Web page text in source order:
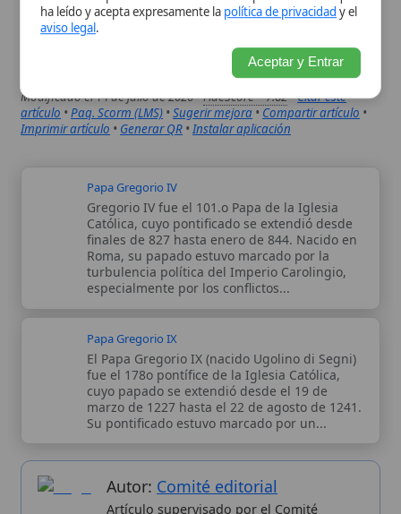
Papa Gregorio IV
Gregorio IV fue el 101.o Papa de la Iglesia
Católica, cuyo pontificado se extendió desde
finales de 827 hasta enero de 844. Nacido en
Roma, su papado estuvo marcado por la
turbulencia política del Imperio Carolingio,
especialmente por los conflictos...
El Papa Gregorio IX (nacido Ugolino di Segni)
fue el 178o pontífice de la Iglesia Católica,
cuyo papado se extendió desde el 19 de
marzo de 1227 hasta el 22 de agosto de 1241.
Su pontificado estuvo marcado por un...
Autor:Comité editorial
editorial de Wikitólica. Las afirmaciones
del artículo están basadas y contrastadas
usando fuentes catolicas: escritos
patrísticos, de santos, artículos
teológicos, documentos históricos, actas
magisteriales y documentos oficiales de
la Iglesia. Proceso editorial →